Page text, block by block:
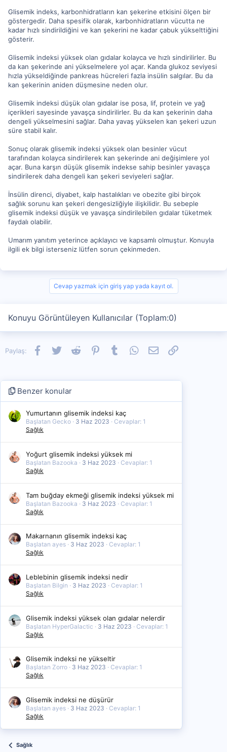
Glisemik indeks, karbonhidratların kan şekerine etkisini ölçen bir
göstergedir. Daha spesifik olarak, karbonhidratların vücutta ne
kadar hızlı sindirildiğini ve kan şekerini ne kadar çabuk yükselttiğini
gösterir.
Glisemik indeksi yüksek olan gıdalar kolayca ve hızlı sindirilirler. Bu
da kan şekerinde ani yükselmelere yol açar. Kanda glukoz seviyesi
hızla yükseldiğinde pankreas hücreleri fazla insülin salgılar. Bu da
kan şekerinin aniden düşmesine neden olur.
Glisemik indeksi düşük olan gıdalar ise posa, lif, protein ve yağ
içerikleri sayesinde yavaşça sindirilirler. Bu da kan şekerinin daha
dengeli yükselmesini sağlar. Daha yavaş yükselen kan şekeri uzun
süre stabil kalır.
Sonuç olarak glisemik indeksi yüksek olan besinler vücut
tarafından kolayca sindirilerek kan şekerinde ani değişimlere yol
açar. Buna karşın düşük glisemik indekse sahip besinler yavaşça
sindirilerek daha dengeli kan şekeri seviyeleri sağlar.
İnsülin direnci, diyabet, kalp hastalıkları ve obezite gibi birçok
sağlık sorunu kan şekeri dengesizliğiyle ilişkilidir. Bu sebeple
glisemik indeksi düşük ve yavaşça sindirilebilen gıdalar tüketmek
faydalı olabilir.
Umarım yanıtım yeterince açıklayıcı ve kapsamlı olmuştur. Konuyla
ilgili ek bilgi isterseniz lütfen sorun çekinmeden.
Cevap yazmak için giriş yap yada kayıt ol.
Konuyu Görüntüleyen Kullanıcılar (Toplam:0)
Paylaş: Facebook
TwitterReddit PinterestTumblrWhatsApp
E-postaLink
Benzer konular
Yumurtanın glisemik indeksi kaç
Başlatan Gecko 3 Haz 2023
Cevaplar: 1
Sağlık
Yoğurt glisemik indeksi yüksek mi
Başlatan Bazooka 3 Haz 2023
Cevaplar: 1
Sağlık
Tam buğday ekmeği glisemik indeksi yüksek mi
Başlatan Bazooka 3 Haz 2023
Cevaplar: 1
Sağlık
Makarnanın glisemik indeksi kaç
Başlatan ayes 3 Haz 2023
Cevaplar: 1
Sağlık
Leblebinin glisemik indeksi nedir
Başlatan Bilgin 3 Haz 2023
Cevaplar: 1
Sağlık
Glisemik indeksi yüksek olan gıdalar nelerdir
Başlatan HyperGalactic 3 Haz 2023
Cevaplar: 1
Sağlık
Glisemik indeksi ne yükseltir
Başlatan Zorro 3 Haz 2023
Cevaplar: 1
Sağlık
Glisemik indeksi ne düşürür
Başlatan ayes 3 Haz 2023
Cevaplar: 1
Sağlık
Sağlık